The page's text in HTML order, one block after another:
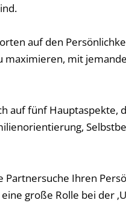
auf den
maximieren, mit
auf fünf Hauptaspekte,
Partnersuche Ihren
große Rolle bei der